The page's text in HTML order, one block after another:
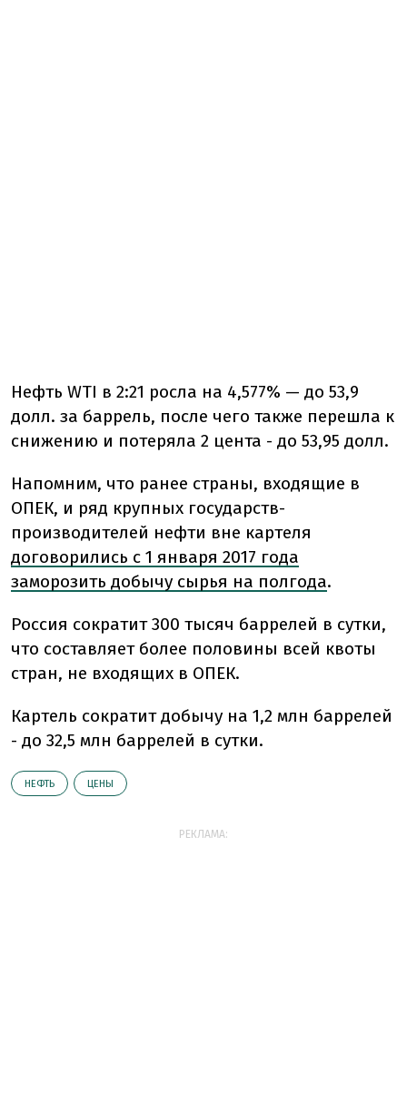
Нефть WTI в 2:21 росла на 4,577% — до 53,9
долл. за баррель, после чего также перешла к
снижению и потеряла 2 цента - до 53,95 долл.
Напомним, что ранее страны, входящие в
ОПЕК, и ряд крупных государств-
производителей нефти вне картеля
договорились с 1 января 2017 года
заморозить добычу сырья на полгода.
Россия сократит 300 тысяч баррелей в сутки,
что составляет более половины всей квоты
стран, не входящих в ОПЕК.
Картель сократит добычу на 1,2 млн баррелей
- до 32,5 млн баррелей в сутки.
НЕФТЬ ЦЕНЫ
РЕКЛАМА: